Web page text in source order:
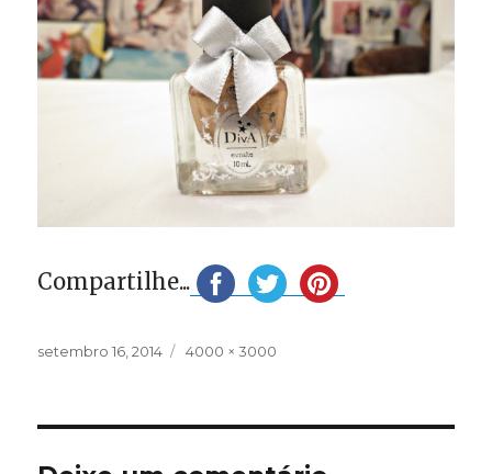
Compartilhe...
Publicado
setembro 16, 2014
Tamanho
4000 × 3000